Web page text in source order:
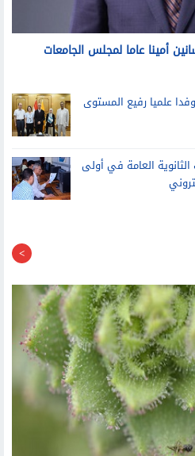
علميا رفيع المستوى
العامة في أولى
النباتات آكلة اللحوم في